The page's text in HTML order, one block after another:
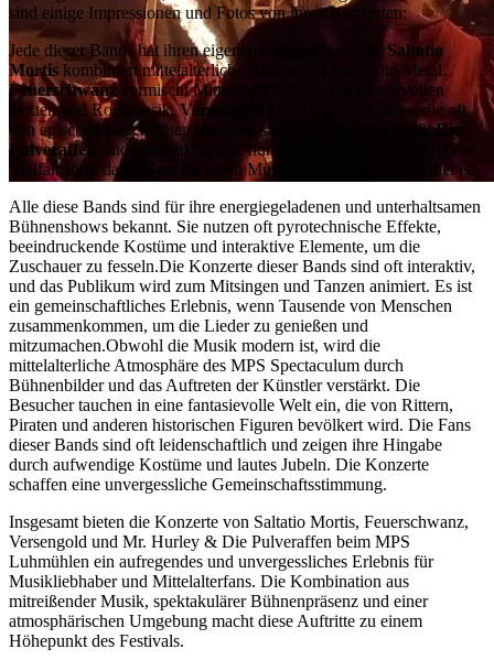
sind einige Impressionen und Fotos von ihren Konzerten:
Jede dieser Bands hat ihren eigenen einzigartigen Stil. Saltatio
Mortis kombiniert mittelalterliche Klänge mit Rock und Metal.
Feuerschwanzvermischt Mittelalterelemente mit humorvollen
Texten und Rockmusik.Versengold
bietet folkige Klänge, die oft
von epischen Geschichten inspiriert sind, und
Mr. Hurley & Die
Pulveraffen
sind bekannt für ihre humorvollen Piratenlieder. Diese
Vielfalt sorgt dafür, dass für jeden Musikgeschmack etwas dabei ist.
Alle diese Bands sind für ihre energiegeladenen und unterhaltsamen
Bühnenshows bekannt. Sie nutzen oft pyrotechnische Effekte,
beeindruckende Kostüme und interaktive Elemente, um die
Zuschauer zu fesseln.Die Konzerte dieser Bands sind oft interaktiv,
und das Publikum wird zum Mitsingen und Tanzen animiert. Es ist
ein gemeinschaftliches Erlebnis, wenn Tausende von Menschen
zusammenkommen, um die Lieder zu genießen und
mitzumachen.Obwohl die Musik modern ist, wird die
mittelalterliche Atmosphäre des MPS Spectaculum durch
Bühnenbilder und das Auftreten der Künstler verstärkt. Die
Besucher tauchen in eine fantasievolle Welt ein, die von Rittern,
Piraten und anderen historischen Figuren bevölkert wird. Die Fans
dieser Bands sind oft leidenschaftlich und zeigen ihre Hingabe
durch aufwendige Kostüme und lautes Jubeln. Die Konzerte
schaffen eine unvergessliche Gemeinschaftsstimmung.
Insgesamt bieten die Konzerte von Saltatio Mortis, Feuerschwanz,
Versengold und Mr. Hurley & Die Pulveraffen beim MPS
Luhmühlen ein aufregendes und unvergessliches Erlebnis für
Musikliebhaber und Mittelalterfans. Die Kombination aus
mitreißender Musik, spektakulärer Bühnenpräsenz und einer
atmosphärischen Umgebung macht diese Auftritte zu einem
Höhepunkt des Festivals.